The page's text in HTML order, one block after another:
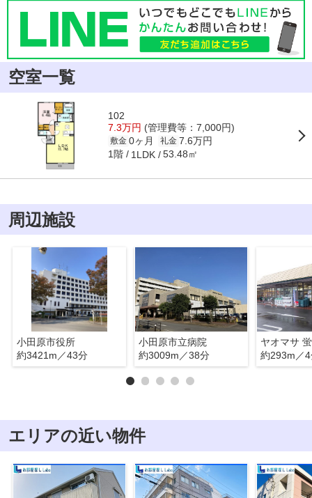
空室一覧
102
7.3万円 (管理費等：7,000円)
敷金 0ヶ月 礼金 7.6万円
1階 1LDK 53.48㎡
周辺施設
小田原市役所
約3421m／43分
小田原市立病院
約3009m／38分
ヤオマサ
約293m／
エリアの近い物件